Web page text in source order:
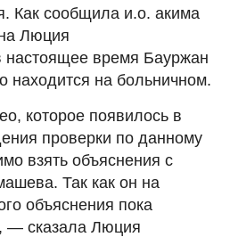
Как сообщила и.о. акима
Люция
время Бауржан
на больничном.
которое появилось в
проверки по данному
взять объяснения с
Так как он на
объяснения пока
— сказала Люция